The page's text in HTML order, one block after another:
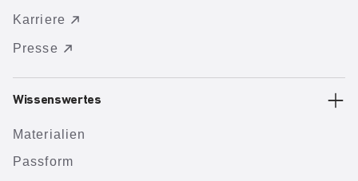
Karriere
Presse
Wissenswertes
Materialien
Passform